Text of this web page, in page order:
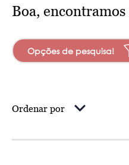
Boa, encontramos
Opções de pesquisa!
Ordenar por